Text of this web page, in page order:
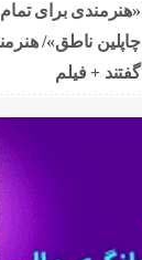
«هنرمندی برای
چاپلین ناطق»/
گفتند + فیلم